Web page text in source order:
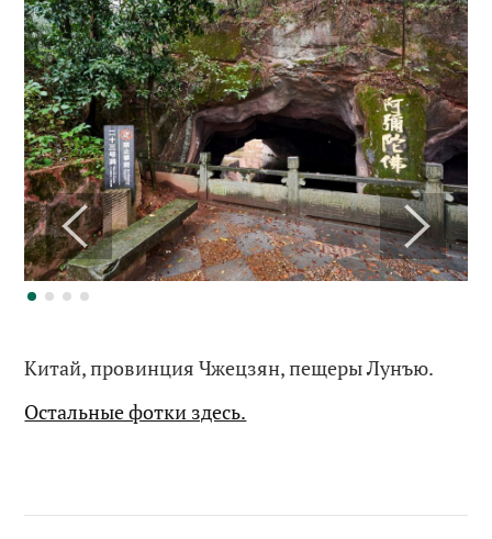
Китай, провинция Чжецзян, пещеры Лунъю.
Остальные фотки здесь.